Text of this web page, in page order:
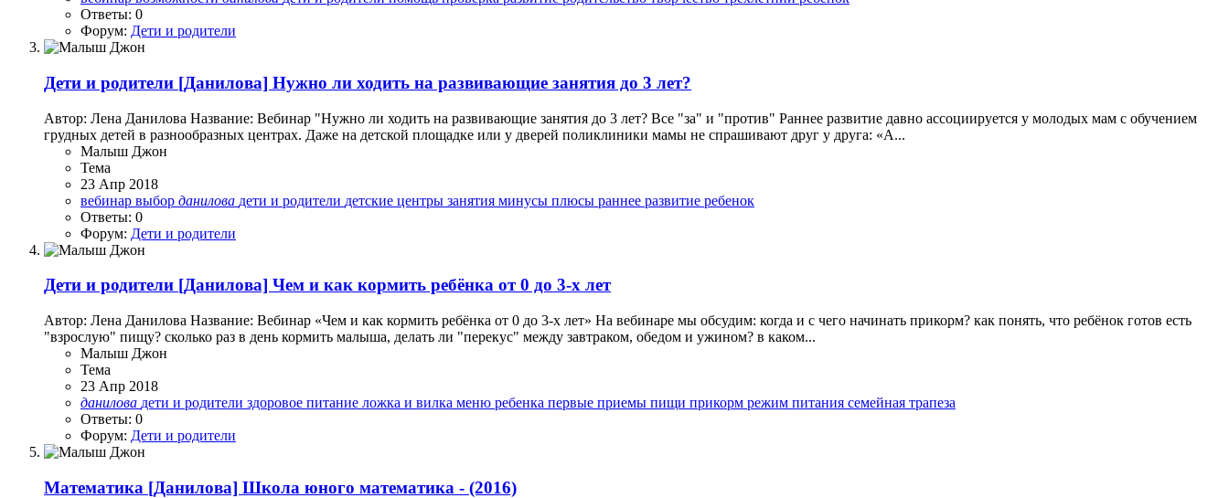
Ответы: 0
Форум: Дети и родители
Дети и родители [Данилова] Нужно ли ходить на развивающие занятия до 3 лет?
Автор: Лена Данилова Название: Вебинар "Нужно ли ходить на развивающие занятия до 3 лет? Все "за" и "против" Раннее развитие давно ассоциируется у молодых мам с обучением
грудных детей в разнообразных центрах. Даже на детской площадке или у дверей поликлиники мамы не спрашивают друг у друга: «А...
Малыш Джон
Тема
23 Апр 2018
вебинар выбор данилова дети и родители детские центры занятия минусы плюсы раннее развитие ребенок
Ответы: 0
Форум: Дети и родители
Дети и родители [Данилова] Чем и как кормить ребёнка от 0 до 3-х лет
Автор: Лена Данилова Название: Вебинар «Чем и как кормить ребёнка от 0 до 3-х лет» На вебинаре мы обсудим: когда и с чего начинать прикорм? как понять, что ребёнок готов есть
"взрослую" пищу? сколько раз в день кормить малыша, делать ли "перекус" между завтраком, обедом и ужином? в каком...
Малыш Джон
Тема
23 Апр 2018
данилова дети и родители здоровое питание ложка и вилка меню ребенка первые приемы пищи прикорм режим питания семейная трапеза
Ответы: 0
Форум: Дети и родители
Математика [Данилова] Школа юного математика - (2016)